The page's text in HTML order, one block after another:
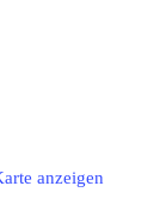
anzeigen